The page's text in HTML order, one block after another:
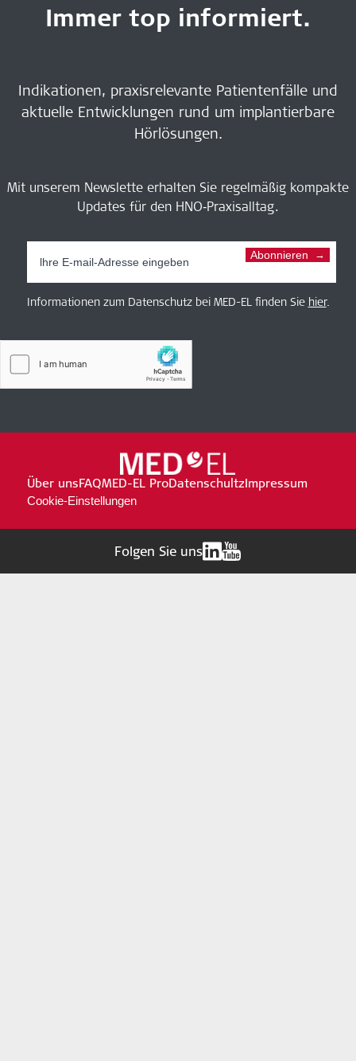
Immer top informiert.
Indikationen, praxisrelevante Patientenfälle und
aktuelle Entwicklungen rund um implantierbare
Hörlösungen.
Mit unserem Newslette erhalten Sie regelmäßig kompakte
Updates für den HNO‑Praxisalltag.
Abonnieren
Informationen zum Datenschutz bei MED-EL finden Sie hier.
Über unsFAQMED-EL ProDatenschultzImpressum
Cookie-Einstellungen
Folgen Sie uns